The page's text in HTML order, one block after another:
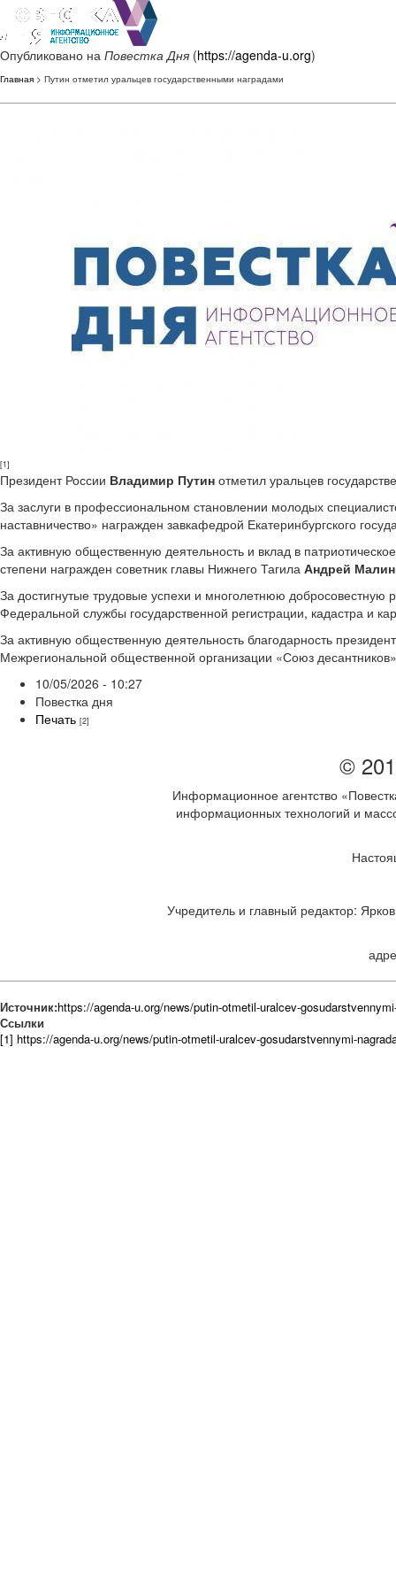
Опубликовано на Повестка Дня (https://agenda-u.org)
Главная > Путин отметил уральцев государственными наградами
[1]
Президент России Владимир Путин отметил уральцев
За заслуги в профессиональном становлении молодых
наставничество» награжден завкафедрой Екатеринбургского
За активную общественную деятельность и вклад в
степени награжден советник главы Нижнего Тагила Андрей
За достигнутые трудовые успехи и многолетнюю добросовестную
Федеральной службы государственной регистрации, кадастра и
За активную общественную деятельность благодарность
Межрегиональной общественной организации «Союз
10/05/2026 - 10:27
Повестка дня
Печать [2]
©
Информационное агентство
информационных технологий и
Учредитель и главный редактор:
Источник:https://agenda-u.org/news/putin-otmetil-uralcev-
Ссылки
[1] https://agenda-u.org/news/putin-otmetil-uralcev-gosudarstvennymi-